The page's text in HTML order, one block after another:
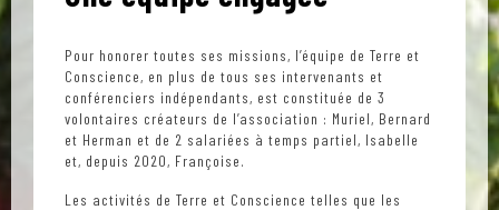
Pour honorer toutes ses missions, l’équipe de Terre et
Conscience, en plus de tous ses intervenants et
conférenciers indépendants, est constituée de 3
volontaires créateurs de l’association : Muriel, Bernard
et Herman et de 2 salariées à temps partiel, Isabelle
et, depuis 2020, Françoise.
Les activités de Terre et Conscience telles que les